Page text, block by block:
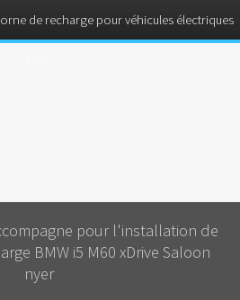
pour l'installation de
BMW i5 M60 xDrive Saloon
nyer
de recharge pour véhicules électriques